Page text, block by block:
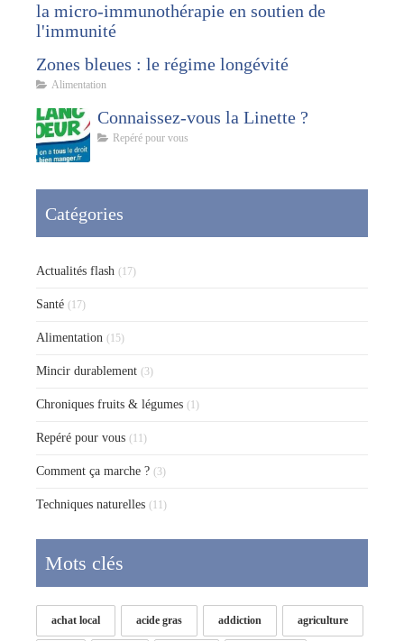
la micro-immunothérapie en soutien de
l'immunité
Zones bleues : le régime longévité
Alimentation
Connaissez-vous la Linette ?
Repéré pour vous
Catégories
Actualités flash (17)
Santé (17)
Alimentation (15)
Mincir durablement (3)
Chroniques fruits & légumes (1)
Repéré pour vous (11)
Comment ça marche ? (3)
Techniques naturelles (11)
Mots clés
achat local acide gras addiction agriculture